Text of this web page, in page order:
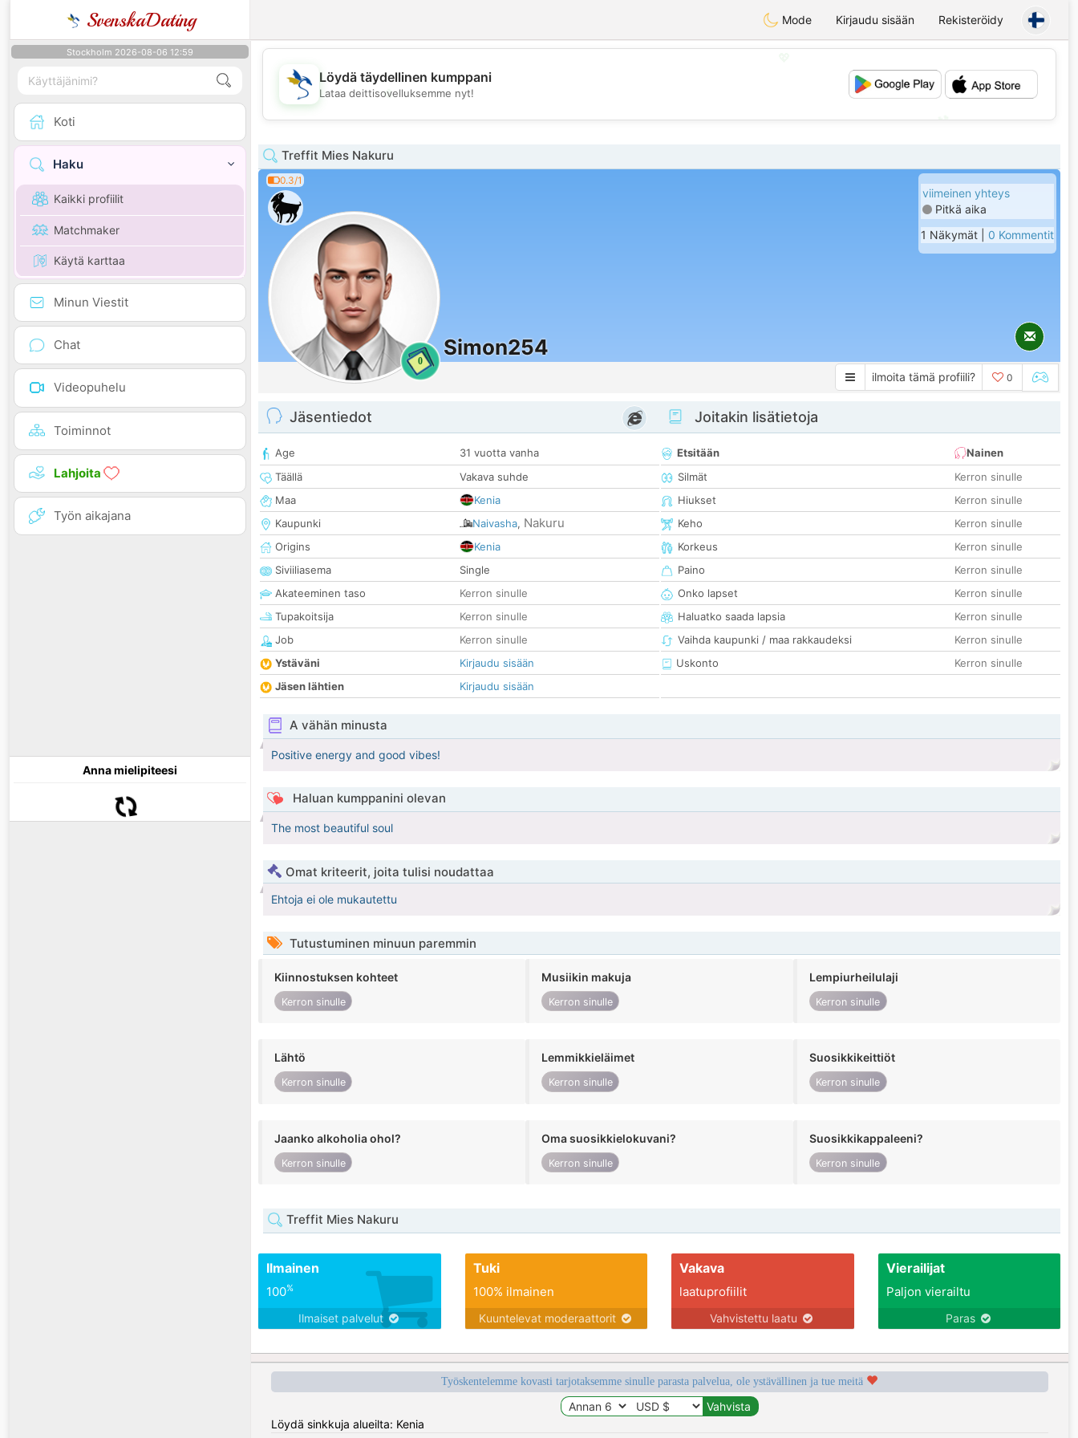
SvenskaDating Mode Kirjaudu sisään Rekisteröidy
Stockholm 2026-08-06 12:59
Koti
Haku
Kaikki profiilit
Matchmaker
Käytä karttaa
Minun Viestit
Chat
Videopuhelu
Toiminnot
Lahjoita
Työn aikajana
Anna mielipiteesi
💕
Löydä täydellinen kumppani
Lataa deittisovelluksemme nyt!
Treffit Mies Nakuru
0.3/1
0
Simon254
viimeinen yhteys
Pitkä aika
1 Näkymät | 0 Kommentit
ilmoita tämä profiili? 0
Jäsentiedot
Age
31 vuotta vanha
Täällä
Vakava suhde
Maa
Kenia
Kaupunki
Naivasha, Nakuru
Origins
Kenia
Siviiliasema
Single
Akateeminen taso
Kerron sinulle
Tupakoitsija
Kerron sinulle
Job
Kerron sinulle
Ystäväni
Kirjaudu sisään
Jäsen lähtien
Kirjaudu sisään
Joitakin lisätietoja
Etsitään
Nainen
Silmät
Kerron sinulle
Hiukset
Kerron sinulle
Keho
Kerron sinulle
Korkeus
Kerron sinulle
Paino
Kerron sinulle
Onko lapset
Kerron sinulle
Haluatko saada lapsia
Kerron sinulle
Vaihda kaupunki / maa rakkaudeksi
Kerron sinulle
Uskonto
Kerron sinulle
A vähän minusta
Positive energy and good vibes!
Haluan kumppanini olevan
The most beautiful soul
Omat kriteerit, joita tulisi noudattaa
Ehtoja ei ole mukautettu
Tutustuminen minuun paremmin
Kiinnostuksen kohteet
Kerron sinulle
Musiikin makuja
Kerron sinulle
Lempiurheilulaji
Kerron sinulle
Lähtö
Kerron sinulle
Lemmikkieläimet
Kerron sinulle
Suosikkikeittiöt
Kerron sinulle
Jaanko alkoholia ohol?
Kerron sinulle
Oma suosikkielokuvani?
Kerron sinulle
Suosikkikappaleeni?
Kerron sinulle
Treffit Mies Nakuru
Ilmainen
100%
Ilmaiset palvelut
Tuki
100% ilmainen
Kuuntelevat moderaattorit
Vakava
laatuprofiilit
Vahvistettu laatu
Vierailijat
Paljon vierailtu
Paras
Työskentelemme kovasti tarjotaksemme sinulle parasta palvelua, ole ystävällinen ja tue meitä
Löydä sinkkuja alueilta: Kenia